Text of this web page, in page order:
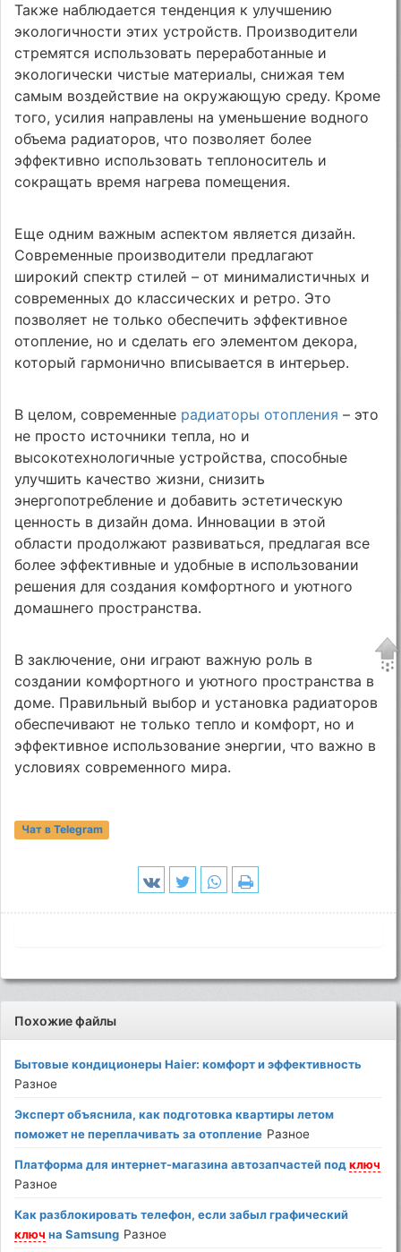
Также наблюдается тенденция к улучшению
экологичности этих устройств. Производители
стремятся использовать переработанные и
экологически чистые материалы, снижая тем
самым воздействие на окружающую среду. Кроме
того, усилия направлены на уменьшение водного
объема радиаторов, что позволяет более
эффективно использовать теплоноситель и
сокращать время нагрева помещения.
Еще одним важным аспектом является дизайн.
Современные производители предлагают
широкий спектр стилей – от минималистичных и
современных до классических и ретро. Это
позволяет не только обеспечить эффективное
отопление, но и сделать его элементом декора,
который гармонично вписывается в интерьер.
В целом, современные радиаторы отопления – это
не просто источники тепла, но и
высокотехнологичные устройства, способные
улучшить качество жизни, снизить
энергопотребление и добавить эстетическую
ценность в дизайн дома. Инновации в этой
области продолжают развиваться, предлагая все
более эффективные и удобные в использовании
решения для создания комфортного и уютного
домашнего пространства.
В заключение, они играют важную роль в
создании комфортного и уютного пространства в
доме. Правильный выбор и установка радиаторов
обеспечивают не только тепло и комфорт, но и
эффективное использование энергии, что важно в
условиях современного мира.
Чат в Telegram
Похожие файлы
Бытовые кондиционеры Haier: комфорт и эффективность
Разное
Эксперт объяснила, как подготовка квартиры летом
поможет не переплачивать за отопление Разное
Платформа для интернет-магазина автозапчастей подключ
Разное
Как разблокировать телефон, если забыл графический
ключ на Samsung Разное